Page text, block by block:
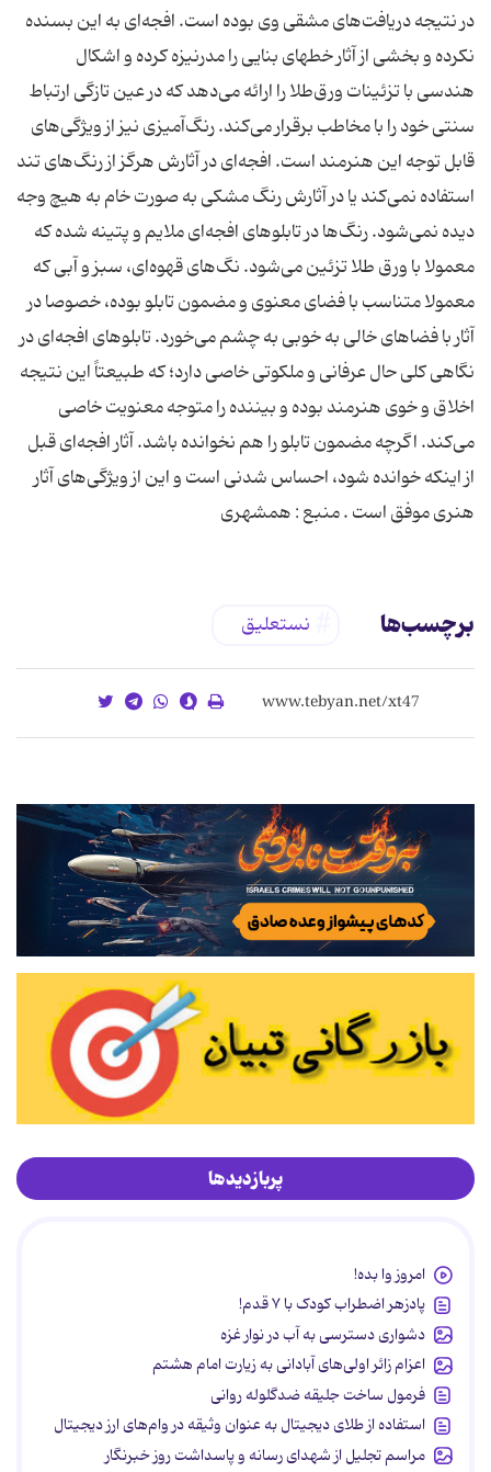
در نتیجه دریافت‌های مشقی وی بوده است. افجه‌ای به این بسنده
نكرده و بخشی از آثار خطهای بنایی را مدرنیزه كرده و اشكال
هندسی با تزئینات ورق‌طلا را ارائه می‌دهد كه در عین تازگی ارتباط
سنتی خود را با مخاطب برقرار می‌كند. رنگ‌آمیزی نیز از ویژگی‌های
قابل توجه این هنرمند است. افجه‌ای در آثارش هرگز از رنگ‌های تند
استفاده نمی‌كند یا در آثارش رنگ مشكی به صورت خام به هیچ وجه
دیده نمی‌شود. رنگ‌ها در تابلوهای افجه‌ای ملایم و پتینه شده كه
معمولا با ورق طلا تزئین می‌شود. نگ‌های قهوه‌ای، سبز و آبی كه
معمولا متناسب با فضای معنوی و مضمون تابلو بوده، خصوصا در
آثار با فضاهای خالی به خوبی به چشم می‌خورد. تابلوهای افجه‌ای در
نگاهی كلی حال عرفانی و ملكوتی خاصی دارد؛ كه طبیعتاً این نتیجه
اخلاق و خوی هنرمند بوده و بیننده را متوجه معنویت خاصی
می‌كند. اگرچه مضمون تابلو را هم نخوانده باشد. آثار افجه‌ای قبل
از اینكه خوانده شود، احساس شدنی است و این از ویژگی‌های آثار
هنری موفق است . منبع : همشهری
برچسب‌ها نستعلیق
پربازدیدها
امروز وا بده!
پادزهر اضطراب کودک با ۷ قدم!
دشواری دسترسی به آب در نوار غزه
اعزام زائر اولی‌های آبادانی به زیارت امام هشتم
فرمول ساخت جلیقه ضدگلوله روانی
استفاده از طلای دیجیتال به عنوان وثیقه در وام‌های ارز دیجیتال
مراسم تجلیل از شهدای رسانه و پاسداشت روز خبرنگار